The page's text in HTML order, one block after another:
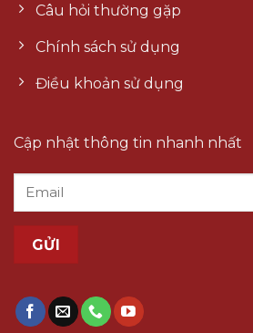
Câu hỏi thường gặp
Chính sách sử dụng
Điều khoản sử dụng
Cập nhật thông tin nhanh nhất